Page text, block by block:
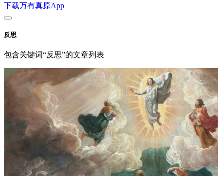
下载万有真原App
反思
包含关键词“反思”的文章列表